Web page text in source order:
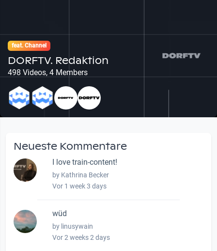
feat. Channel
DORFTV. Redaktion
498 Videos, 4 Members
Neueste Kommentare
I love train-content!
by Kathrina Becker
Vor 1 week 3 days
wüd
by linusywain
Vor 2 weeks 2 days